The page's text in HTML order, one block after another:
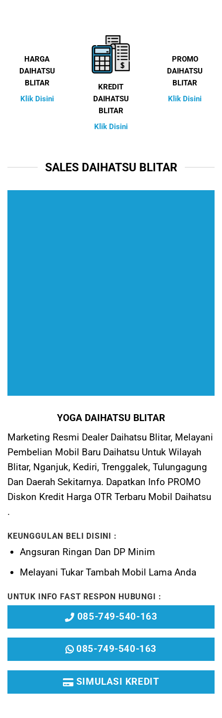
HARGA
DAIHATSU
BLITAR
Klik Disini
KREDIT
DAIHATSU
BLITAR
Klik Disini
PROMO
DAIHATSU
BLITAR
Klik Disini
SALES DAIHATSU BLITAR
YOGA DAIHATSU BLITAR
Marketing Resmi Dealer Daihatsu Blitar, Melayani
Pembelian Mobil Baru Daihatsu Untuk Wilayah
Blitar, Nganjuk, Kediri, Trenggalek, Tulungagung
Dan Daerah Sekitarnya. Dapatkan Info PROMO
Diskon Kredit Harga OTR Terbaru Mobil Daihatsu
.
KEUNGGULAN BELI DISINI :
Angsuran Ringan Dan DP Minim
MelayaniTukar Tambah Mobil Lama Anda
UNTUK INFO FAST RESPON HUBUNGI :
085-749-540-163
085-749-540-163
SIMULASI KREDIT